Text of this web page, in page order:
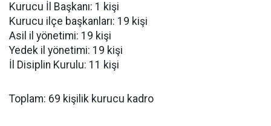
Kurucu İl Başkanı: 1 kişi
Kurucu ilçe başkanları: 19 kişi
Asil il yönetimi: 19 kişi
Yedek il yönetimi: 19 kişi
İl Disiplin Kurulu: 11 kişi
Toplam: 69 kişilik kurucu kadro